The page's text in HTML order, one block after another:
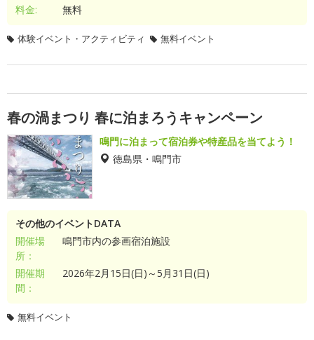
料金:
無料
体験イベント・アクティビティ 無料イベント
春の渦まつり 春に泊まろうキャンペーン
鳴門に泊まって宿泊券や特産品を当てよう！
徳島県・鳴門市
その他のイベントDATA
開催場
所：
鳴門市内の参画宿泊施設
開催期
間：
2026年2月15日(日)～5月31日(日)
無料イベント